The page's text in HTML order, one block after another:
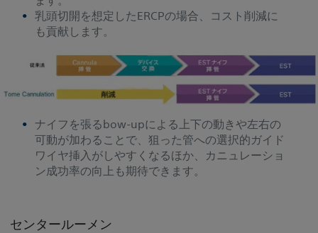
乳頭切開を想定したERCPの場合、コスト削減に
も貢献します。
ナイフを張るbow-upによる上下の動きや左右の
可動が加わることで、狙った管への選択的ガイド
ワイヤ挿入がしやすくなるほか、カニュレーショ
ン成功率の向上も期待できます。
センタールーメン